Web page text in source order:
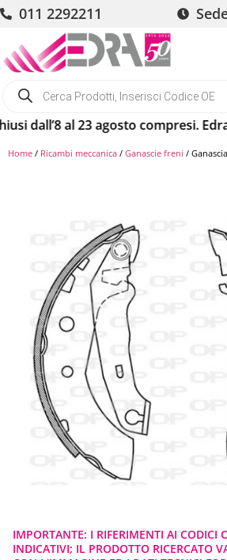
011 2292211
dall’8 al 23 agosto compresi. Edra
Home / Ricambi meccanica / Ganascie freni /
IMPORTANTE: I RIFERIMENTI AI CODICI
INDICATIVI; IL PRODOTTO RICERCATO